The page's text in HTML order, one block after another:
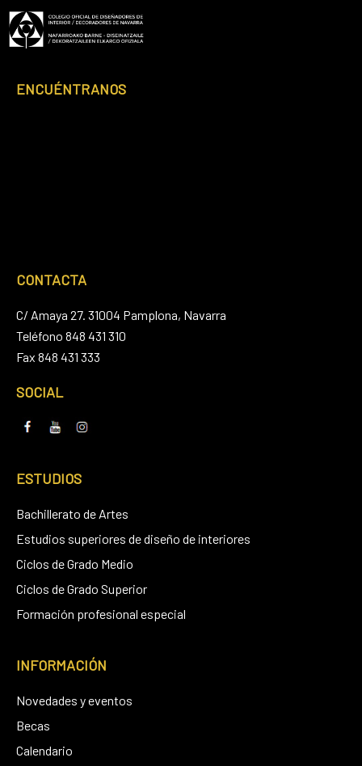
ENCUÉNTRANOS
CONTACTA
C/ Amaya 27. 31004 Pamplona, Navarra
Teléfono 848 431 310
Fax 848 431 333
SOCIAL
ESTUDIOS
Bachillerato de Artes
Estudios superiores de diseño de interiores
Ciclos de Grado Medio
Ciclos de Grado Superior
Formación profesional especial
INFORMACIÓN
Novedades y eventos
Becas
Calendario